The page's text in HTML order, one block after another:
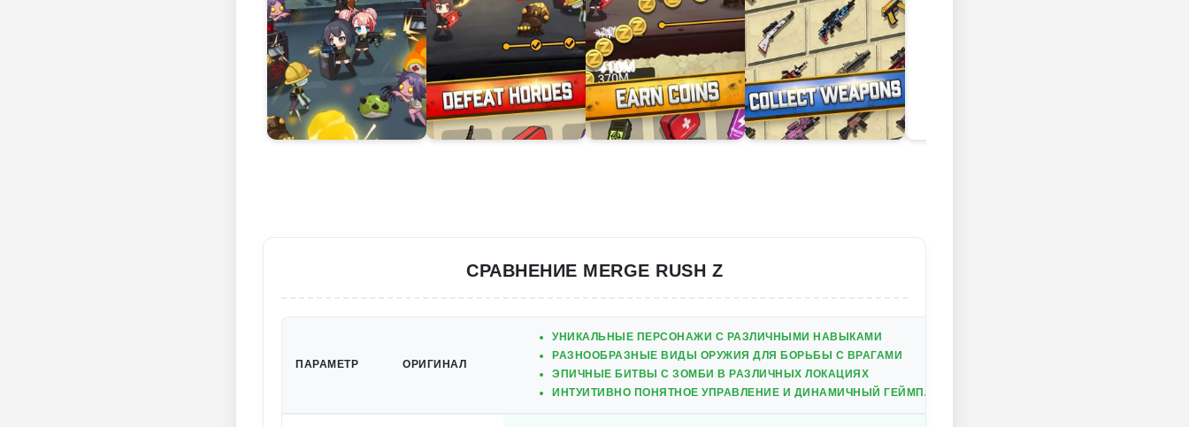
СРАВНЕНИЕ MERGE RUSH Z
ПАРАМЕТР ОРИГИНАЛ
УНИКАЛЬНЫЕ ПЕРСОНАЖИ С РАЗЛИЧНЫМИ НАВЫКАМИ
РАЗНООБРАЗНЫЕ ВИДЫ ОРУЖИЯ ДЛЯ БОРЬБЫ С ВРАГАМИ
ЭПИЧНЫЕ БИТВЫ С ЗОМБИ В РАЗЛИЧНЫХ ЛОКАЦИЯХ
ИНТУИТИВНО ПОНЯТНОЕ УПРАВЛЕНИЕ И ДИНАМИЧНЫЙ ГЕЙМПЛЕЙ